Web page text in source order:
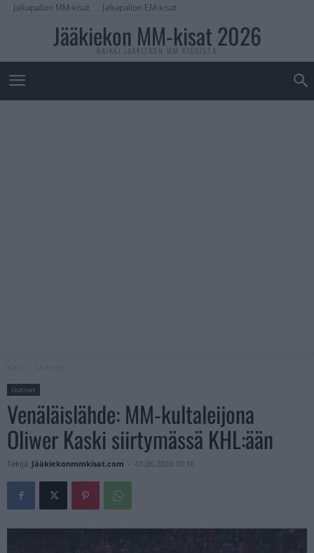
Jalkapallon MM-kisat Jalkapallon EM-kisat
Jääkiekon MM-kisat 2026
KAIKKI JÄÄKIEKON MM-KISOISTA
Uutiset
Venäläislähde: MM-kultaleijona
Oliwer Kaski siirtymässä KHL:ään
Tekijä Jääkiekonmmkisat.com - 01.06.2020 10:10